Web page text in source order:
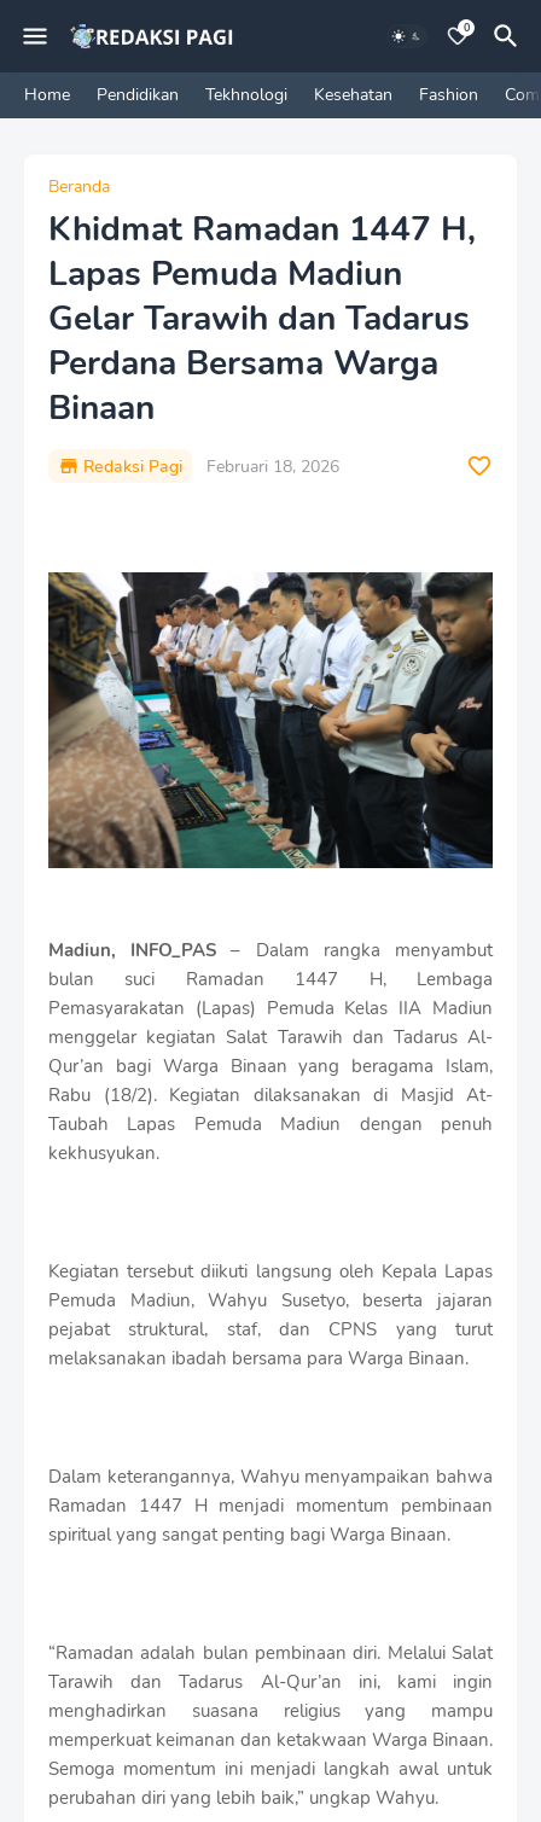
0
Home Pendidikan Tekhnologi Kesehatan Fashion
Beranda
Khidmat Ramadan 1447 H,
Lapas Pemuda Madiun
Gelar Tarawih dan Tadarus
Perdana Bersama Warga
Binaan
Redaksi Pagi Februari 18, 2026
Madiun, INFO_PAS – Dalam rangka menyambut
bulan suci Ramadan 1447 H, Lembaga
Pemasyarakatan (Lapas) Pemuda Kelas IIA Madiun
menggelar kegiatan Salat Tarawih dan Tadarus Al-
Qur’an bagi Warga Binaan yang beragama Islam,
Rabu (18/2). Kegiatan dilaksanakan di Masjid At-
Taubah Lapas Pemuda Madiun dengan penuh
kekhusyukan.
Kegiatan tersebut diikuti langsung oleh Kepala Lapas
Pemuda Madiun, Wahyu Susetyo, beserta jajaran
pejabat struktural, staf, dan CPNS yang turut
melaksanakan ibadah bersama para Warga Binaan.
Dalam keterangannya, Wahyu menyampaikan bahwa
Ramadan 1447 H menjadi momentum pembinaan
spiritual yang sangat penting bagi Warga Binaan.
“Ramadan adalah bulan pembinaan diri. Melalui Salat
Tarawih dan Tadarus Al-Qur’an ini, kami ingin
menghadirkan suasana religius yang mampu
memperkuat keimanan dan ketakwaan Warga Binaan.
Semoga momentum ini menjadi langkah awal untuk
perubahan diri yang lebih baik,” ungkap Wahyu.
i
u
m
B
y
R
a
u
s
h
a
n
g
n
W
i
t
h
S
h
r
o
m
p
l
a
t